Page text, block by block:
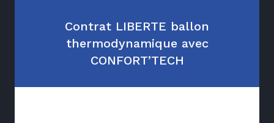
Contrat LIBERTE ballon
thermodynamique avec
CONFORT’TECH